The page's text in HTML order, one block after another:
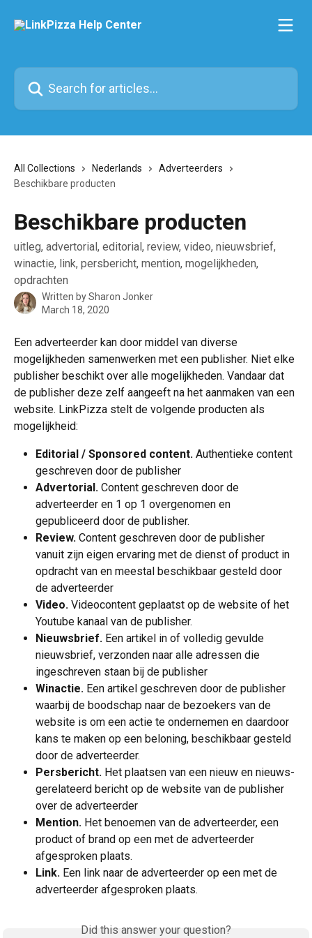
Search for articles...
All Collections Nederlands
Adverteerders
Beschikbare producten
Beschikbare producten
uitleg, advertorial, editorial, review, video, nieuwsbrief,
winactie, link, persbericht, mention, mogelijkheden,
opdrachten
Written bySharon Jonker
March 18, 2020
Een adverteerder kan door middel van diverse
mogelijkheden samenwerken met een publisher. Niet elke
publisher beschikt over alle mogelijkheden. Vandaar dat
de publisher deze zelf aangeeft na het aanmaken van een
website. LinkPizza stelt de volgende producten als
mogelijkheid:
Editorial / Sponsored content. Authentieke content
geschreven door de publisher
Advertorial. Content geschreven door de
adverteerder en 1 op 1 overgenomen en
gepubliceerd door de publisher.
Review. Content geschreven door de publisher
vanuit zijn eigen ervaring met de dienst of product in
opdracht van en meestal beschikbaar gesteld door
de adverteerder
Video. Videocontent geplaatst op de website of het
Youtube kanaal van de publisher.
Nieuwsbrief. Een artikel in of volledig gevulde
nieuwsbrief, verzonden naar alle adressen die
ingeschreven staan bij de publisher
Winactie. Een artikel geschreven door de publisher
waarbij de boodschap naar de bezoekers van de
website is om een actie te ondernemen en daardoor
kans te maken op een beloning, beschikbaar gesteld
door de adverteerder.
Persbericht. Het plaatsen van een nieuw en nieuws-
gerelateerd bericht op de website van de publisher
over de adverteerder
Mention. Het benoemen van de adverteerder, een
product of brand op een met de adverteerder
afgesproken plaats.
Link. Een link naar de adverteerder op een met de
adverteerder afgesproken plaats.
Did this answer your question?